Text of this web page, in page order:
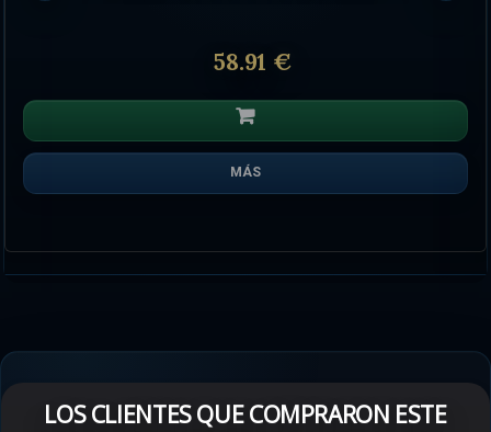
58.91 €
MÁS
LOS CLIENTES QUE COMPRARON ESTE